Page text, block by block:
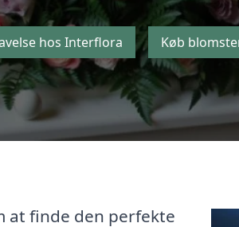
hos Interflora Køb
at finde den perfekte